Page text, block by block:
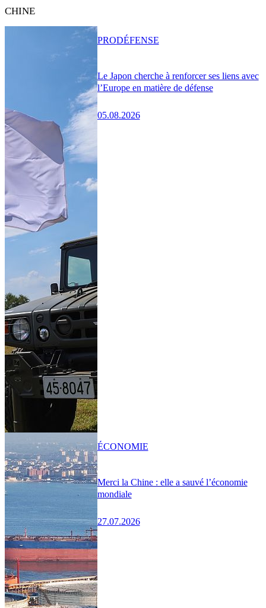
CHINE
Le Japon cherche à renforcer ses liens avec
l’Europe en matière de défense
05.08.2026
PRODÉFENSE
Merci la Chine : elle a sauvé l’économie
mondiale
27.07.2026
ÉCONOMIE